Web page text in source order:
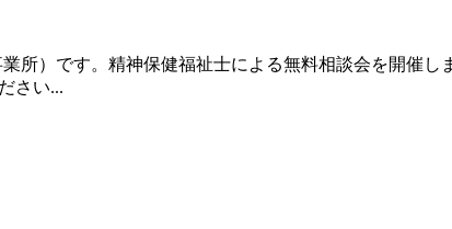
所）です。精神保健福祉士による無料相談会を開催
さい...